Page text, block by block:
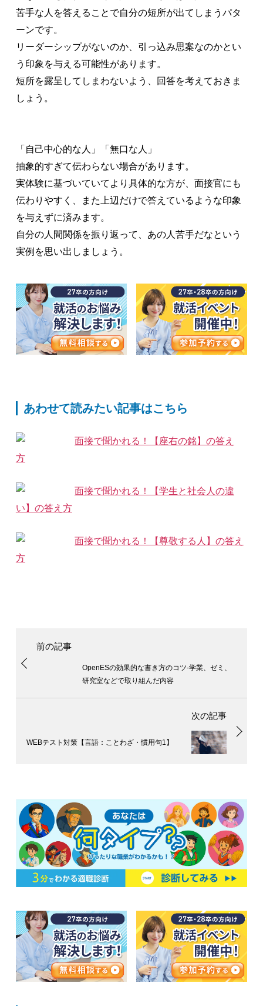
苦手な人を答えることで自分の短所が出てしまうパタ
ーンです。
リーダーシップがないのか、引っ込み思案なのかとい
う印象を与える可能性があります。
短所を露呈してしまわないよう、回答を考えておきま
しょう。
「自己中心的な人」「無口な人」
抽象的すぎて伝わらない場合があります。
実体験に基づいていてより具体的な方が、面接官にも
伝わりやすく、また上辺だけで答えているような印象
を与えずに済みます。
自分の人間関係を振り返って、あの人苦手だなという
実例を思い出しましょう。
あわせて読みたい記事はこちら
面接で聞かれる！【座右の銘】の答え
方
面接で聞かれる！【学生と社会人の違
い】の答え方
面接で聞かれる！【尊敬する人】の答え
方
OpenESの効果的な書き方のコツ‐学業、ゼミ、
研究室などで取り組んだ内容
WEBテスト対策【言語：ことわざ・慣用句1】